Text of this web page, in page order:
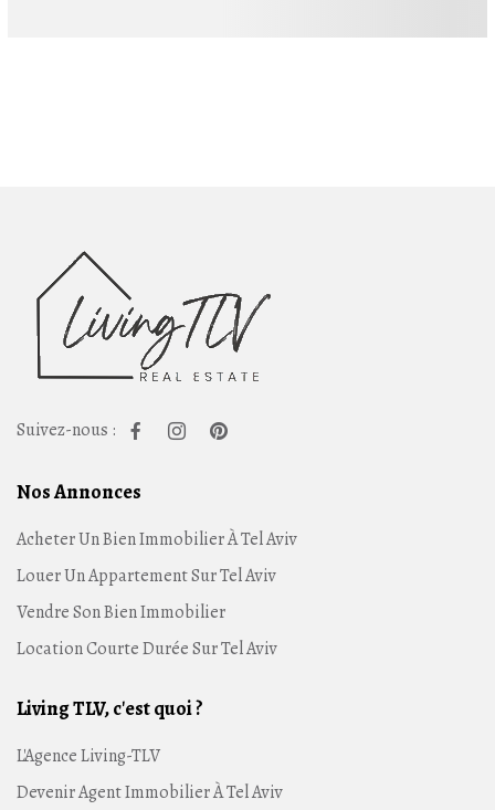
Suivez-nous :
Nos Annonces
Acheter Un Bien Immobilier À Tel Aviv
Louer Un Appartement Sur Tel Aviv
Vendre Son Bien Immobilier
Location Courte Durée Sur Tel Aviv
Living TLV, c'est quoi ?
L'Agence Living-TLV
Devenir Agent Immobilier À Tel Aviv